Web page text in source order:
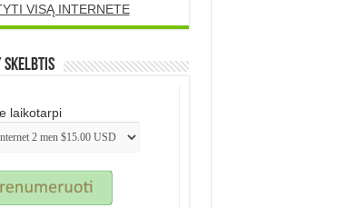
VISĄ INTERNETE
Skelbtis
laikotarpi